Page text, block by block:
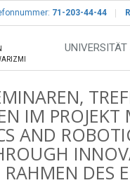
71-203-44-44
UNIVERSITÄT
IM
AND
DES